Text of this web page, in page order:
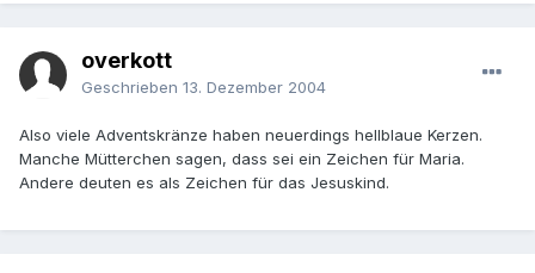
overkott
Geschrieben 13. Dezember 2004
Also viele Adventskränze haben neuerdings hellblaue Kerzen.
Manche Mütterchen sagen, dass sei ein Zeichen für Maria.
Andere deuten es als Zeichen für das Jesuskind.